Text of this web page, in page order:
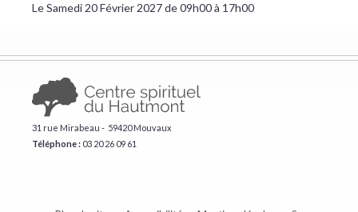
Le Samedi 20 Février 2027 de 09h00 à 17h00
31 rue Mirabeau - 59420 Mouvaux
Téléphone : ​03 20 26 09 61